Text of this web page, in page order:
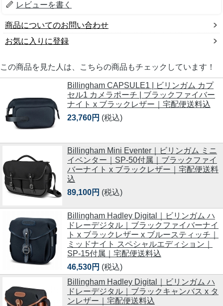
レビューを書く
商品についてのお問い合わせ
お気に入りに登録
この商品を見た人は、こちらの商品もチェックしています！
Billingham CAPSULE1 | ビリンガム カプ
セル1 カメラポーチ | ブラックファイバー
ナイト x ブラックレザー｜宅配便送料込
23,760円 (税込)
Billingham Mini Eventer｜ビリンガム ミニ
イベンター｜SP-50付属｜ブラックファイ
バーナイト x ブラックレザー｜宅配便送料
込
89,100円 (税込)
Billingham Hadley Digital｜ビリンガム ハ
ドレーデジタル｜ブラックファイバーナイ
ト x ブラックレザー x ブルースティッチ｜
ミッドナイト スペシャルエディション｜
SP-15付属｜宅配便送料込
46,530円 (税込)
Billingham Hadley Digital｜ビリンガム ハ
ドレーデジタル｜ブラックキャンバス x タ
ンレザー｜宅配便送料込